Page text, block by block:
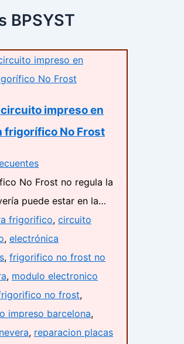
BPSYST
impreso en
frigorífico No Frost
No Frost no regula la
puede estar en la…
frigorifico, circuito
, electrónica
, frigorifico no frost no
, modulo electronico
no frost,
impreso barcelona,
, reparacion placas